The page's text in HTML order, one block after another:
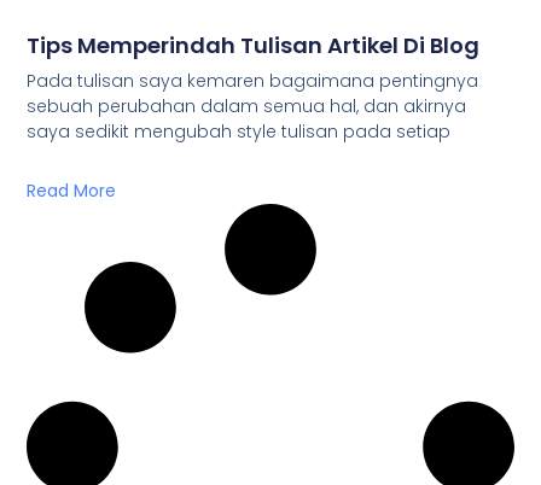
Tips Memperindah Tulisan Artikel Di Blog
Pada tulisan saya kemaren bagaimana pentingnya
sebuah perubahan dalam semua hal, dan akirnya
saya sedikit mengubah style tulisan pada setiap
Read More